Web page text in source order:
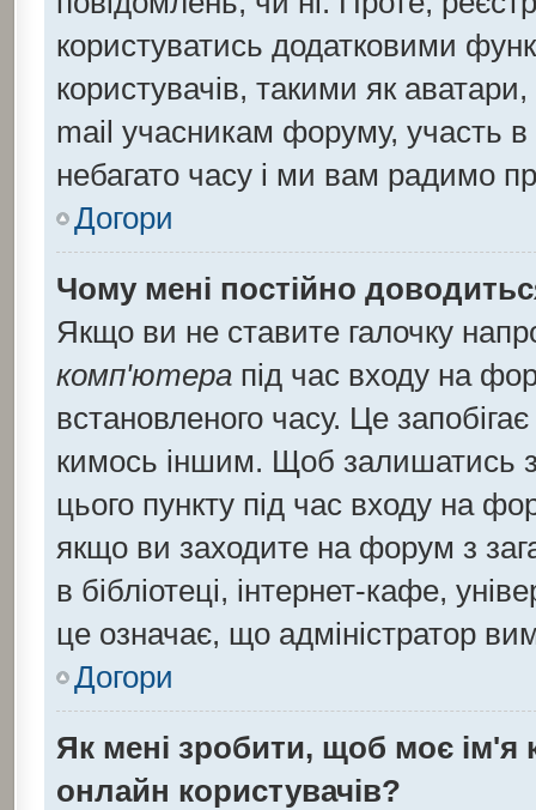
користуватись додатковими
користувачів, такими як
mail учасникам форуму, участь в
небагато часу і ми вам радимо
Догори
Чому мені постійно
Якщо ви не ставите галочку
комп'ютерапід час входу на
встановленого часу. Це
кимось іншим. Щоб залишатись
цього пункту під час входу на
якщо ви заходите на форум з
в бібліотеці, інтернет-кафе,
це означає, що адміністратор
Догори
Як мені зробити, щоб моє ім'я
онлайн користувачів?